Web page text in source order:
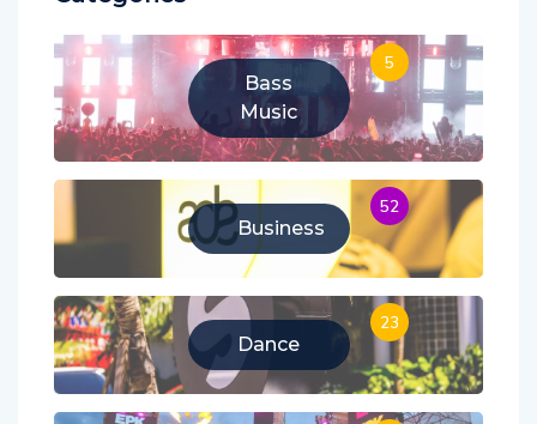
Bass
Music
5
Business
52
Dance
23